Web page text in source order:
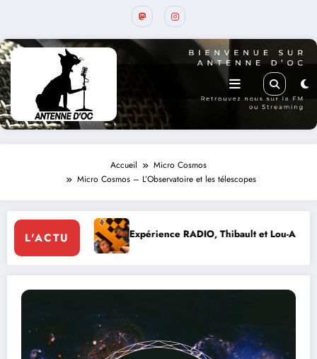
Accueil
Micro Cosmos
Micro Cosmos – L’Observatoire et les télescopes
L'ACTU
Expérience RADIO, Thibault et Lou-Anne d’Olmeto